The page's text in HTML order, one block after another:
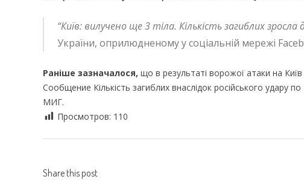
“Київ: вилучено ще 3 тіла. Кількість загиблих зросла
України, оприлюдненому у соціальній мережі
Раніше зазначалося, що в результаті ворожої атаки на
Сообщение Кількість загиблих внаслідок російського удару
МИГ.
Просмотров: 110
Share this post